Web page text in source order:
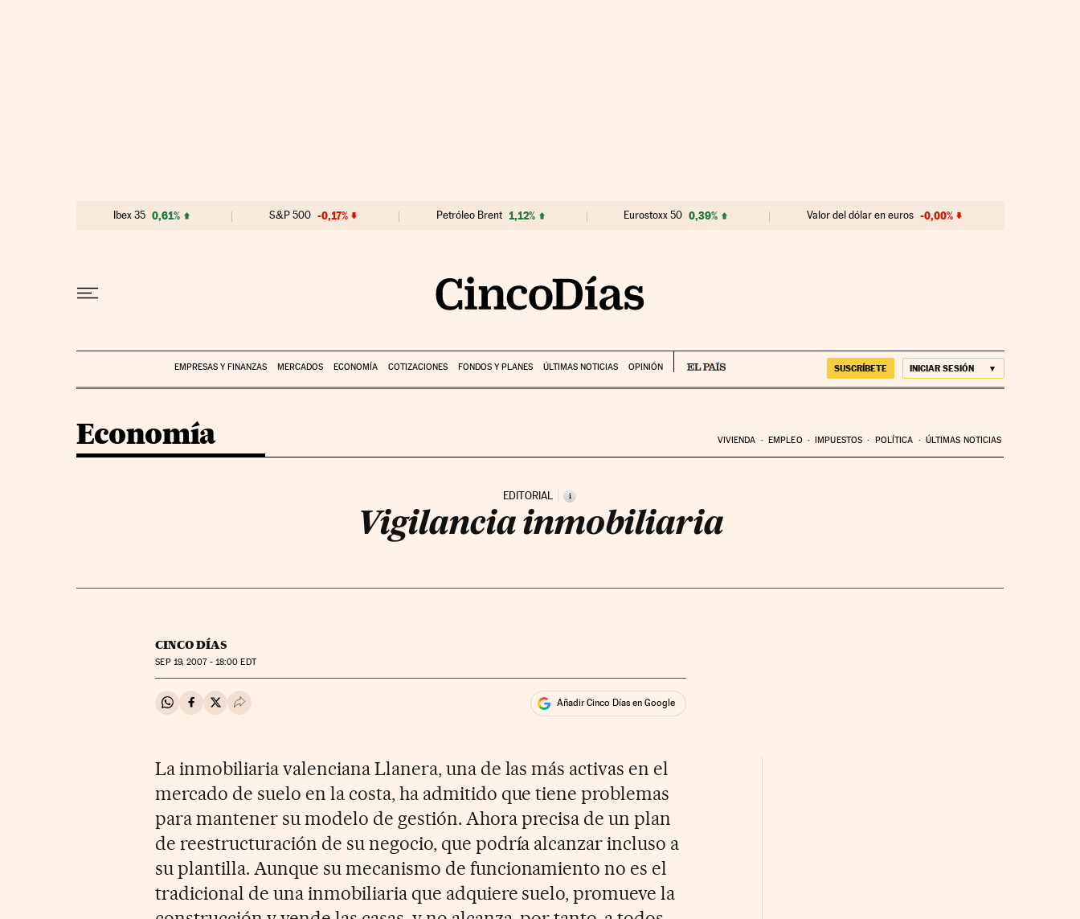
Ibex 35 0,61% S&P 500 -0,17% Petróleo Brent 1,12% Eurostoxx 50 0,39% Valor del dólar en euros -0,00%
EMPRESAS Y FINANZAS MERCADOS ECONOMÍA COTIZACIONES FONDOS Y PLANES ÚLTIMAS NOTICIAS OPINIÓN SUSCRÍBETE INICIAR SESIÓN
Economía VIVIENDA EMPLEO IMPUESTOS POLÍTICA ÚLTIMAS NOTICIAS
EDITORIAL i
Vigilancia inmobiliaria
CINCO DÍAS
SEP19, 2007 - 18:00 EDT
Compartir en Whatsapp
Compartir en Facebook
Compartir en Twitter
Desplegar Redes Sociales Añadir Cinco Días en Google
La inmobiliaria valenciana Llanera, una de las más activas en el
mercado de suelo en la costa, ha admitido que tiene problemas
para mantener su modelo de gestión. Ahora precisa de un plan
de reestructuración de su negocio, que podría alcanzar incluso a
su plantilla. Aunque su mecanismo de funcionamiento no es el
tradicional de una inmobiliaria que adquiere suelo, promueve la